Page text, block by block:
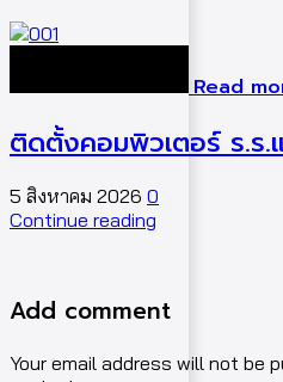
Read
ติดตั้งคอมพิวเตอร์ ร.ร
5 สิงหาคม 2026 0
Continue reading
Add comment
Your email address will not be